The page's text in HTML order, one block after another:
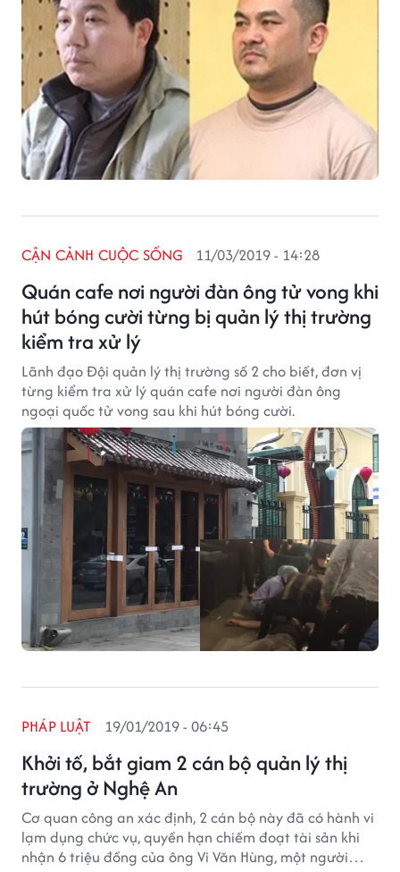
Quán cafe nơi người đàn ông tử vong khi
hút bóng cười từng bị quản lý thị trường
kiểm tra xử lý
CẬN CẢNH CUỘC SỐNG 11/03/2019 - 14:28
Lãnh đạo Đội quản lý thị trường số 2 cho biết, đơn vị
từng kiểm tra xử lý quán cafe nơi người đàn ông
ngoại quốc tử vong sau khi hút bóng cười.
Khởi tố, bắt giam 2 cán bộ quản lý thị
trường ở Nghệ An
PHÁP LUẬT 19/01/2019 - 06:45
Cơ quan công an xác định, 2 cán bộ này đã có hành vi
lạm dụng chức vụ, quyền hạn chiếm đoạt tài sản khi
nhận 6 triệu đồng của ông Vi Văn Hùng, một người